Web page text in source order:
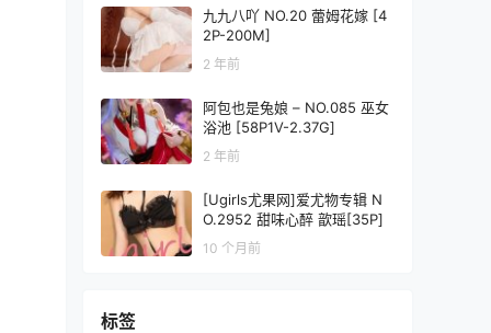
九九八吖 NO.20 蕾姆花嫁 [4
2P-200M]
2 年前
阿包也是兔娘 – NO.085 巫女
浴池 [58P1V-2.37G]
2 年前
[Ugirls尤果网]爱尤物专辑 N
O.2952 甜味心醉 歆瑶[35P]
10 个月前
标签